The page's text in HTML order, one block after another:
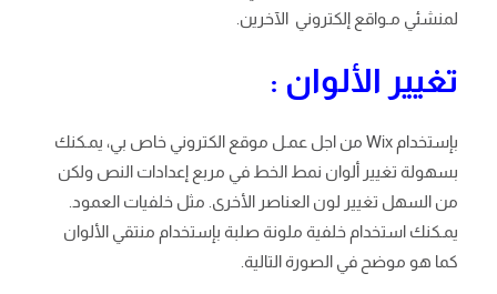
لمنشئي مـواقع إلكتروني الآخرين.
تغيير الألوان :
بإستخدام Wix من اجل عمـل موقع الكتروني خاص بي، يمـكنك
بسهولة تغيير ألوان نمط الخط في مربع إعدادات النص ولكن
من السهل تغيير لون العناصر الأخرى. مثل خلفيات العمود.
يمـكنك استخدام خلفية ملونة صلبة بإستخدام منتقي الألوان
كما هو موضح في الصورة التالية.